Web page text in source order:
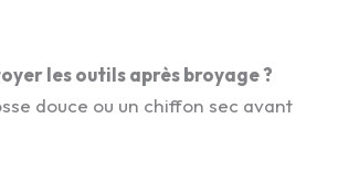
les outils après broyage ?
douce ou un chiffon sec avant